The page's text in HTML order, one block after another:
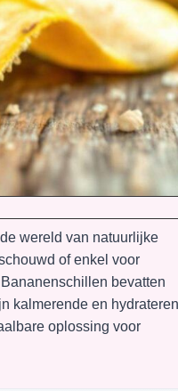
wereld van natuurlijke
of enkel voor
bevatten
kalmerende en
oplossing voor